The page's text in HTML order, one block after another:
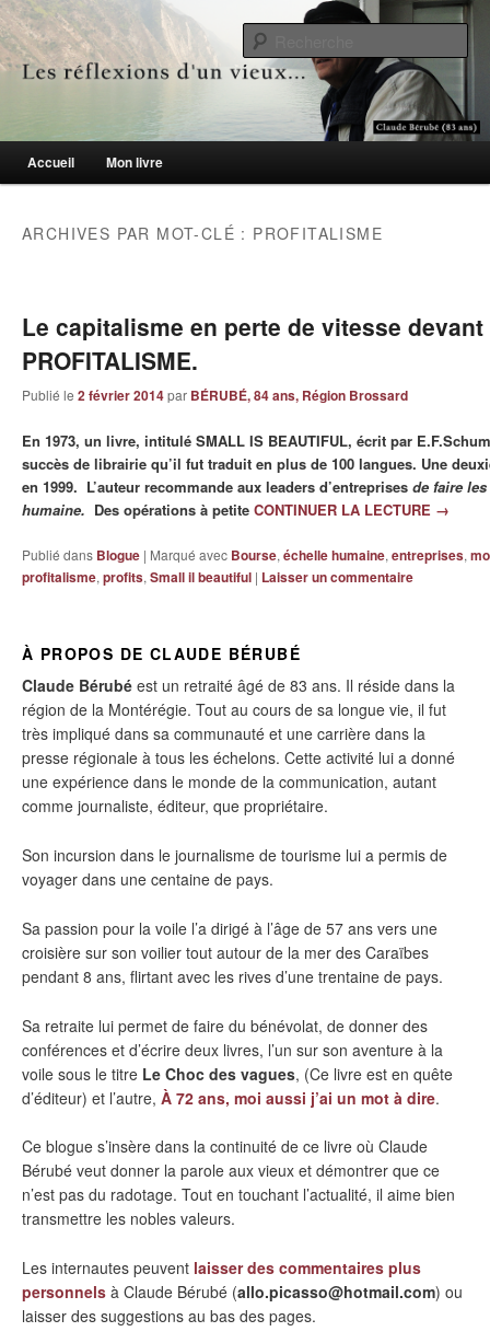
Les réflexions d'un vieux…
Le blogue des aînés de 65 ans et +
Menu principal
Aller au contenu principal
Aller au contenu secondaire
Accueil Mon livre
ARCHIVES PAR MOT-CLÉ : PROFITALISME
Le capitalisme en perte de vitesse devant
PROFITALISME.
Publié le 2 février 2014par BÉRUBÉ, 84 ans, Région Brossard
En 1973, un livre, intitulé SMALL IS BEAUTIFUL, écrit par
succès de librairie qu’il fut traduit en plus de 100 langues. Une
en 1999. L’auteur recommande aux leaders d’entreprises de faire
humaine. Des opérations à petite CONTINUER LA LECTURE →
Publié dans Blogue | Marqué avec Bourse, échelle humaine, entreprises,
profitalisme, profits, Small il beautiful | Laisser un commentaire
À PROPOS DE CLAUDE BÉRUBÉ
Claude Bérubé est un retraité âgé de 83 ans. Il réside dans la
région de la Montérégie. Tout au cours de sa longue vie, il fut
très impliqué dans sa communauté et une carrière dans la
presse régionale à tous les échelons. Cette activité lui a donné
une expérience dans le monde de la communication, autant
comme journaliste, éditeur, que propriétaire.
Son incursion dans le journalisme de tourisme lui a permis de
voyager dans une centaine de pays.
Sa passion pour la voile l’a dirigé à l’âge de 57 ans vers une
croisière sur son voilier tout autour de la mer des Caraïbes
pendant 8 ans, flirtant avec les rives d’une trentaine de pays.
Sa retraite lui permet de faire du bénévolat, de donner des
conférences et d’écrire deux livres, l’un sur son aventure à la
voile sous le titre Le Choc des vagues, (Ce livre est en quête
d’éditeur) et l’autre, À 72 ans, moi aussi j’ai un mot à dire.
Ce blogue s’insère dans la continuité de ce livre où Claude
Bérubé veut donner la parole aux vieux et démontrer que ce
n’est pas du radotage. Tout en touchant l’actualité, il aime bien
transmettre les nobles valeurs.
Les internautes peuvent laisser des commentaires plus
personnels à Claude Bérubé (allo.picasso@hotmail.com) ou
laisser des suggestions au bas des pages.